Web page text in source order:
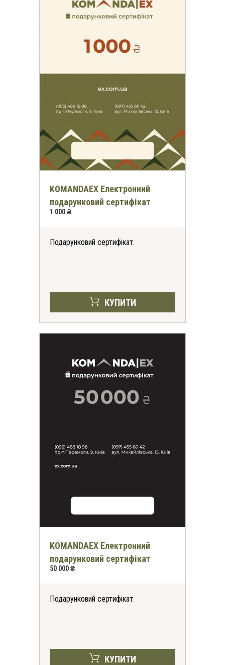
KOMANDAEX Електронний
подарунковий сертифікат
1 000 ₴
Подарунковий сертифікат.
КУПИТИ
KOMANDAEX Електронний
подарунковий сертифікат
50 000 ₴
Подарунковий сертифікат.
КУПИТИ